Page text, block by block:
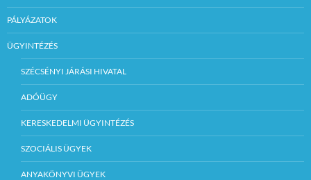
PÁLYÁZATOK
ÜGYINTÉZÉS
SZÉCSÉNYI JÁRÁSI HIVATAL
ADÓÜGY
KERESKEDELMI ÜGYINTÉZÉS
SZOCIÁLIS ÜGYEK
ANYAKÖNYVI ÜGYEK